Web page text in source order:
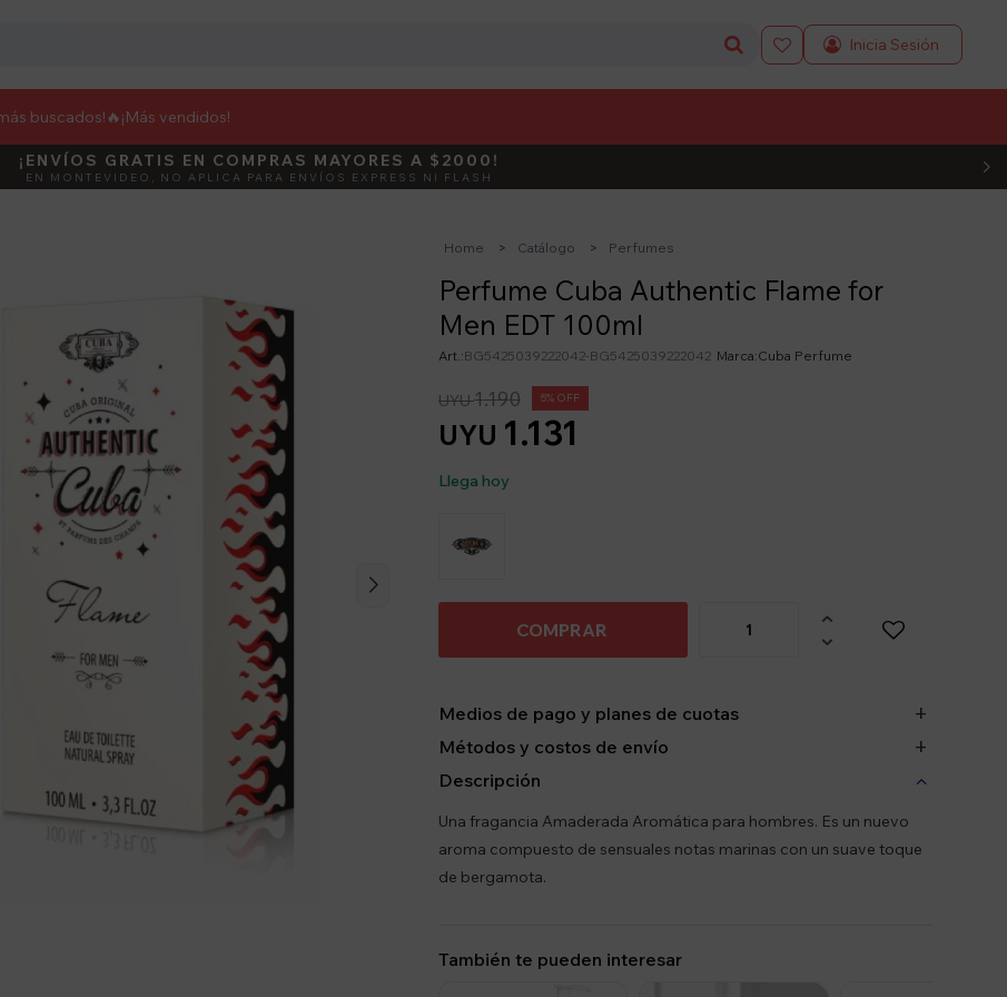
buscados!🔥 ¡Más vendidos!

DEBUT ACTIVÁ EL CÓDIGO
¡ENVÍOS GRATIS EN COMPRAS MAYORES A $2000!
EN MONTEVIDEO, NO APLICA PARA ENVÍOS EXPRESS NI FLASH
Home Catálogo Perfumes
Perfume Cuba Authentic Flame for
Men EDT 100ml
BG5425039222042-BG5425039222042 Cuba Perfume
UYU 1.131
UYU1.190 5
Llega hoy
COMPRAR


Medios de pago y planes de cuotas
Métodos y costos de envío
Descripción
Una fragancia Amaderada Aromática para hombres. Es un nuevo
aroma compuesto de sensuales notas marinas con un suave toque
de bergamota.
También te pueden interesar